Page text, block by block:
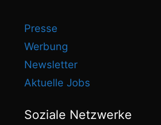
Presse
Werbung
Newsletter
Aktuelle Jobs
Soziale Netzwerke